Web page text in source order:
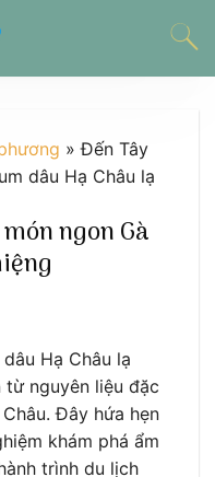
»Đến Tây
dâu Hạ Châu lạ
ngon Gà
Hạ Châu lạ
nguyên liệu đặc
Đây hứa hẹn
khám phá ẩm
trình du lịch